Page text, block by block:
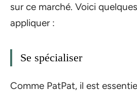
sur ce marché. Voici
appliquer :
Se spécialiser
Comme PatPat, il est